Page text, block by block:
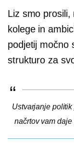
Liz smo prosili,
kolege in
podjetij močno
strukturo za
Ustvarjanje
načrtov vam